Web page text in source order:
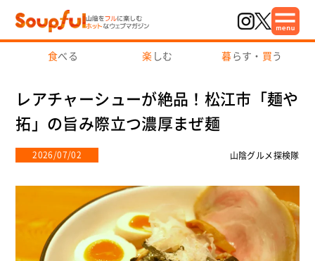
食べる 楽 しむ 暮らす・ 買う
レアチャーシューが絶品！松江市「麺や
拓」の旨み際立つ濃厚まぜ麺
2026/07/02 山陰グルメ探検隊